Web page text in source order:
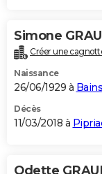
Bricolage
Lifestyle
Culture
Sport
Auto
Television
Voyage
Cinema
Simone
Créer une
Naissance
26/06/1929 à
Décès
11/03/2018 à
Odette